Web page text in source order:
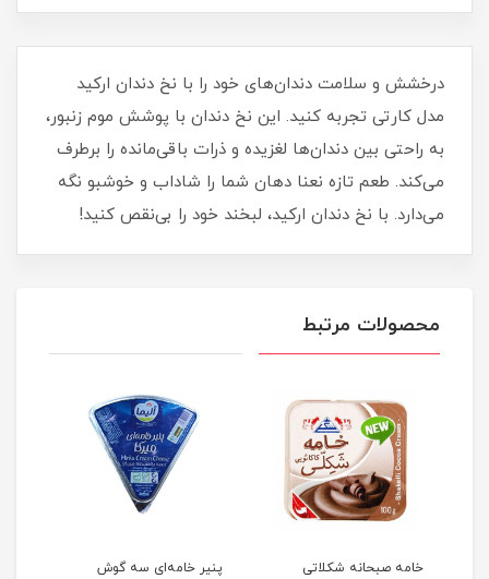
درخشش و سلامت دندان‌های خود را با نخ دندان ارکید
مدل کارتی تجربه کنید. این نخ دندان با پوشش موم زنبور،
به راحتی بین دندان‌ها لغزیده و ذرات باقی‌مانده را برطرف
می‌کند. طعم تازه نعنا دهان شما را شاداب و خوشبو نگه
می‌دارد. با نخ دندان ارکید، لبخند خود را بی‌نقص کنید!
محصولات مرتبط
خامه صبحانه شکلاتی
پنیر خامه‌ای سه گوش